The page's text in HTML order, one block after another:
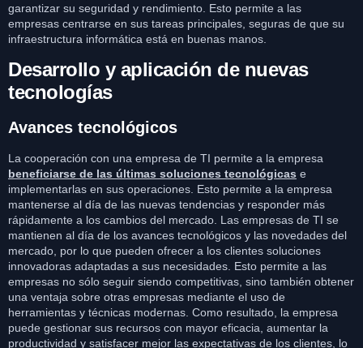
garantizar su seguridad y rendimiento. Esto permite a las
empresas centrarse en sus tareas principales, seguras de que su
infraestructura informática está en buenas manos.
Desarrollo y aplicación de nuevas
tecnologías
Avances tecnológicos
La cooperación con una empresa de TI permite a la empresa
beneficiarse de las últimas soluciones tecnológicas e
implementarlas en sus operaciones. Esto permite a la empresa
mantenerse al día de las nuevas tendencias y responder más
rápidamente a los cambios del mercado. Las empresas de TI se
mantienen al día de los avances tecnológicos y las novedades del
mercado, por lo que pueden ofrecer a los clientes soluciones
innovadoras adaptadas a sus necesidades. Esto permite a las
empresas no sólo seguir siendo competitivas, sino también obtener
una ventaja sobre otras empresas mediante el uso de
herramientas y técnicas modernas. Como resultado, la empresa
puede gestionar sus recursos con mayor eficacia, aumentar la
productividad y satisfacer mejor las expectativas de los clientes, lo